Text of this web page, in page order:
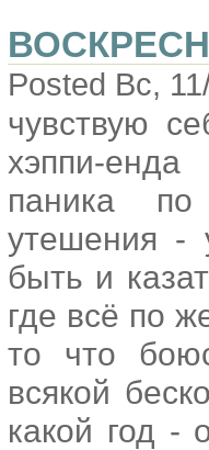
Posted Вс,
чувствую
хэппи-
паника
утешения -
быть и
где всё по
то что
всякой
какой год -